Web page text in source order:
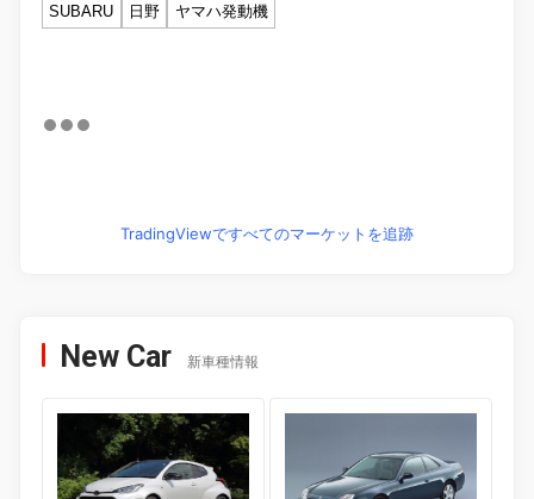
SUBARU
日野 ヤマハ発動機
TradingViewですべてのマーケットを追跡
New Car 新車種情報